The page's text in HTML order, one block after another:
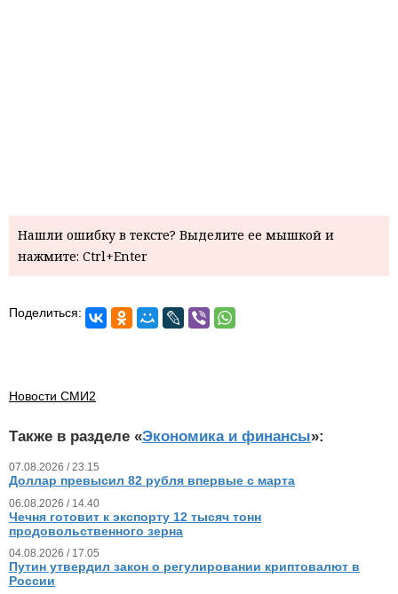
Нашли ошибку в тексте? Выделите ее мышкой и
нажмите: Ctrl+Enter
Поделиться:
Новости СМИ2
Также в разделе «Экономика и финансы»:
07.08.2026 / 23.15
Доллар превысил 82 рубля впервые с марта
06.08.2026 / 14.40
Чечня готовит к экспорту 12 тысяч тонн
продовольственного зерна
04.08.2026 / 17.05
Путин утвердил закон о регулировании криптовалют в
России